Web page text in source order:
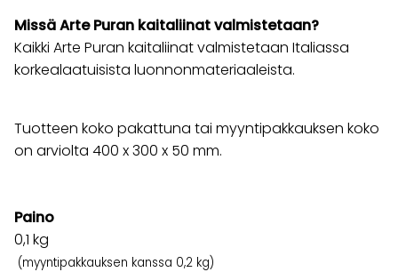
Missä Arte Puran kaitaliinat valmistetaan?
Kaikki Arte Puran kaitaliinat valmistetaan Italiassa
korkealaatuisista luonnonmateriaaleista.
Tuotteen koko pakattuna tai myyntipakkauksen koko
on arviolta 400 x 300 x 50 mm.
Paino
0,1 kg
(myyntipakkauksen kanssa 0,2 kg)